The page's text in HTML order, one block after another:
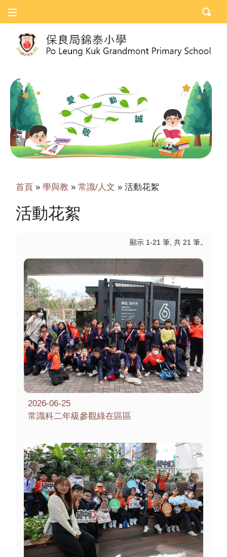
首頁 » 學與教 » 常識/人文 » 活動花絮
活動花絮
顯示 1-21 筆, 共 21 筆。
2026-06-25
常識科二年級參觀綠在區區